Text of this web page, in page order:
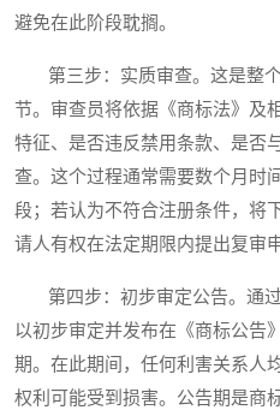
避免在此阶段耽搁。
第三步：实质审查。这是整个
节。审查员将依据《商标法》及
特征、是否违反禁用条款、是否
查。这个过程通常需要数个月时
段；若认为不符合注册条件，将
请人有权在法定期限内提出复审申
第四步：初步审定公告。通过
以初步审定并发布在《商标公告
期。在此期间，任何利害关系人
权利可能受到损害。公告期是商